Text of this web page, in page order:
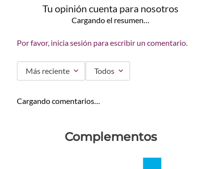
Tu opinión cuenta para nosotros
Cargando el resumen…
Por favor, inicia sesión para escribir un comentario.
Más reciente Todos
Cargando comentarios…
Complementos